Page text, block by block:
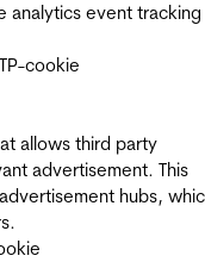
analytics event tracking
cookie
allows third party
advertisement. This
hubs,